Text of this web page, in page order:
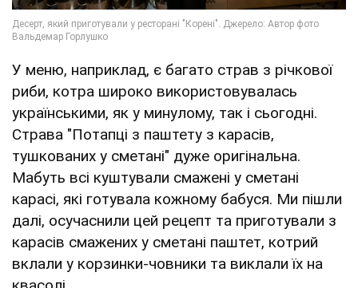
У меню, наприклад, є багато страв з річкової
риби, котра широко використовувалась
українськими, як у минулому, так і сьогодні.
Страва "Потапці з паштету з карасів,
тушкованих у сметані" дуже оригінальна.
Мабуть всі куштували смажені у сметані
карасі, які готувала кожному бабуся. Ми пішли
далі, осучаснили цей рецепт та приготували з
карасів смажених у сметані паштет, котрий
вклали у корзинки-човники та виклали їх на